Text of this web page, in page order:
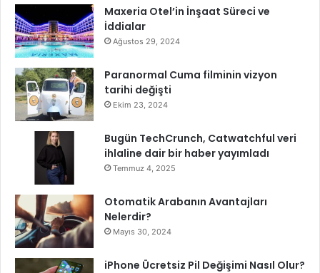
Maxeria Otel’in İnşaat Süreci ve
İddialar
Ağustos 29, 2024
Paranormal Cuma filminin vizyon
tarihi değişti
Ekim 23, 2024
Bugün TechCrunch, Catwatchful veri
ihlaline dair bir haber yayımladı
Temmuz 4, 2025
Otomatik Arabanın Avantajları
Nelerdir?
Mayıs 30, 2024
iPhone Ücretsiz Pil Değişimi Nasıl Olur?